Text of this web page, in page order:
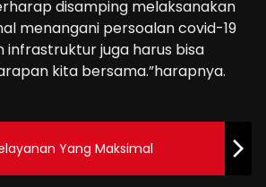
disamping melaksanakan
menangani persoalan covid-19
infrastruktur juga harus bisa
kita bersama.”harapnya.
Yang Maksimal